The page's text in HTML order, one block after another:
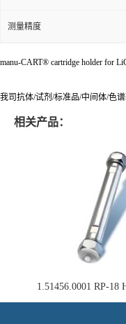
测量精度
manu-CART® cartridge holder for
我司抗体/试剂/标准品/中间体/色
相关产品：
1.51456.0001 RP-18